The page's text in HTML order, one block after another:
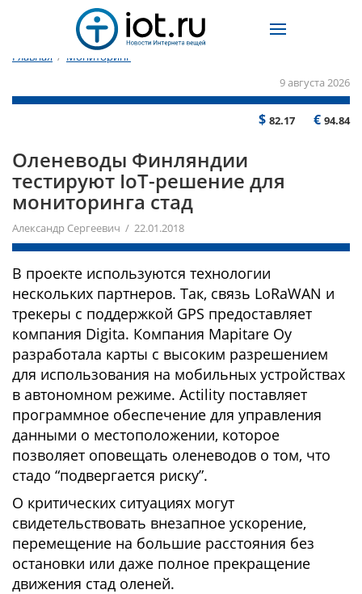
Главная / Мониторинг
9 августа 2026
$ 82.17 € 94.84
Оленеводы Финляндии
тестируют IoT-решение для
мониторинга стад
Александр Сергеевич / 22.01.2018
В проекте используются технологии
нескольких партнеров. Так, связь LoRaWAN и
трекеры с поддержкой GPS предоставляет
компания Digita. Компания Mapitare Oy
разработала карты с высоким разрешением
для использования на мобильных устройствах
в автономном режиме. Actility поставляет
программное обеспечение для управления
данными о местоположении, которое
позволяет оповещать оленеводов о том, что
стадо “подвергается риску”.
О критических ситуациях могут
свидетельствовать внезапное ускорение,
перемещение на большие расстояния без
остановки или даже полное прекращение
движения стад оленей.